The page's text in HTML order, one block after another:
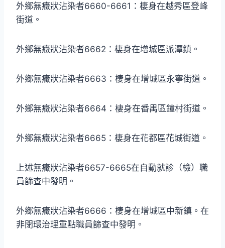
外鄉無癥狀沾染者6660-6661：棲身在越秀區登峰
街道。
外鄉無癥狀沾染者6662：棲身在增城區派潭鎮。
外鄉無癥狀沾染者6663：棲身在增城區永寧街道。
外鄉無癥狀沾染者6664：棲身在番禺區鐘村街道。
外鄉無癥狀沾染者6665：棲身在花都區花城街道。
上述無癥狀沾染者6657-6665在自動就診（檢）職
員篩查中發明。
外鄉無癥狀沾染者6666：棲身在增城區中新鎮。在
非閉環治理重點職員篩查中發明。